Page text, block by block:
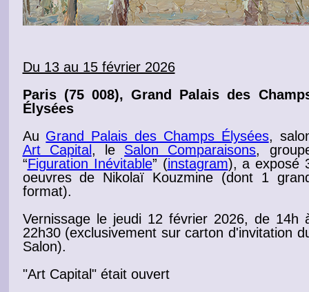
Du 13 au 15 février 2026
Paris(75 008), Grand Palais des
Élysées
Au Grand Palais des Champs Élysées,
Art Capital , le Salon Comparaisons,
“Figuration Inévitable” (instagram), a exposé
oeuvresde Nikolaï Kouzmine (dont 1
format).
Vernissagele jeudi 12 février 2026, de 14h
22h30 (exclusivement surcarton d'invitation
Salon).
"Art Capital" était ouvert